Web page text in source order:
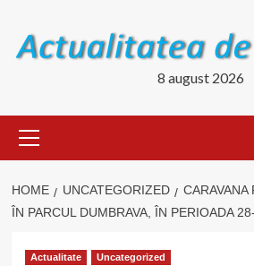
content
8 august 2026
Menu
HOME UNCATEGORIZED
CARAVANA
ÎN PARCUL DUMBRAVA, ÎN PERIOADA
Actualitate Uncategorized